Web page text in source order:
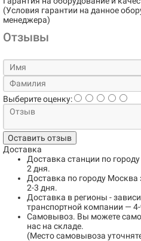
(Условия гарантии на данное
менеджера)
Отзывы
Выберите оценку:
Оставить отзыв
Доставка
Доставка станции по городу
2 дня.
Доставка по городу Москва
2-3 дня.
Доставка в регионы -
транспортной компании — 4-
Самовывоз. Вы можете
нас на складе.
(Место самовывоза